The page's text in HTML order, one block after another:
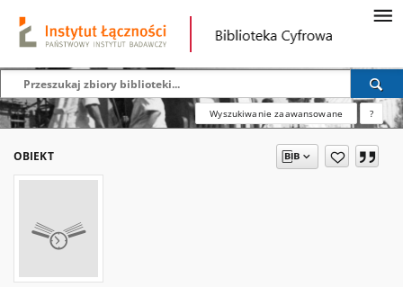
Wyszukiwanie zaawansowane ?
OBIEKT